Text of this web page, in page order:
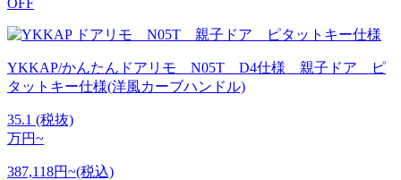
YKKAP/かんたんドアリモ N05T D4仕様 親子ドア ピ
タットキー仕様(洋風カーブハンドル)
35.1 (税抜)
万円~
387,118円~(税込)